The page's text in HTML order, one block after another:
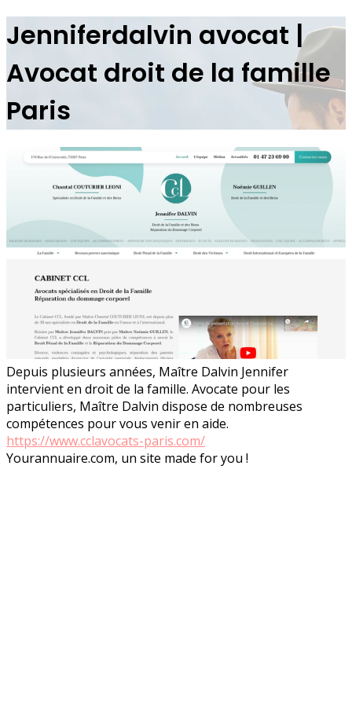
Jen­niferdal­vin avocat |
Avocat droit de la famille
Paris
Depuis plusieurs années, Maître Dalvin Jennifer
intervient en droit de la famille. Avocate pour les
particuliers, Maître Dalvin dispose de nombreuses
compétences pour vous venir en aide.
https://www.cclavocats-paris.com/
Yourannuaire.com, un site made for you !